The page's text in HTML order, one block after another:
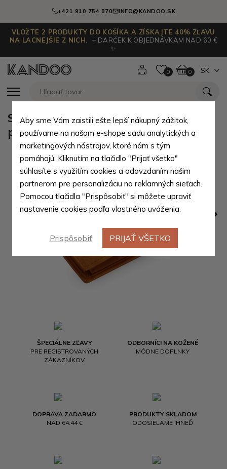
+421 910 754 870 INFO@KANDOO.SK
VLOŽTE 2 PRODUKTY DO KOŠÍKA A ZÍSKAJTE 40% ZĽAVU
NA LACNEJŠIE Z NICH.
+ DARČEK K OBJEDNÁVKAM NAD 60 €
✨
0 0 SK
ŠPECIÁLNE ZĽAVY
PRE REGISTROVANÝCH
ZÁKAZNÍKOV
ODBORNÍCI NA KOŽENÉ
MÓDNE DOPLNKY
DOPRAVA ZADARMO
NAD 64.44 €
PRODUKTY SKLADOM
ODOSIELAME IHNEĎ
Svetlo hnedá pánska kožená
peňaženka Jordan
Aby sme Vám zaistili ešte lepší nákupný zážitok,
používame na našom e-shope sadu analytických a
marketingových nástrojov, ktoré nám s tým
pomáhajú. Kliknutím na tlačidlo "Prijať všetko"
súhlasíte s využitím cookies a odovzdaním našim
partnerom pre personalizáciu na reklamných sieťach.
Pomocou tlačidla "Prispôsobiť" si môžete upraviť
nastavenie cookies podľa vlastného uváženia.
Prispôsobiť PRIJAŤ VŠETKO